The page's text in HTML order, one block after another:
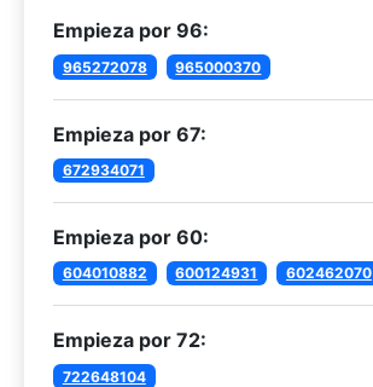
Empieza por 96:
965272078 965000370
Empieza por 67:
672934071
Empieza por 60:
604010882 600124931 602462070
Empieza por 72:
722648104